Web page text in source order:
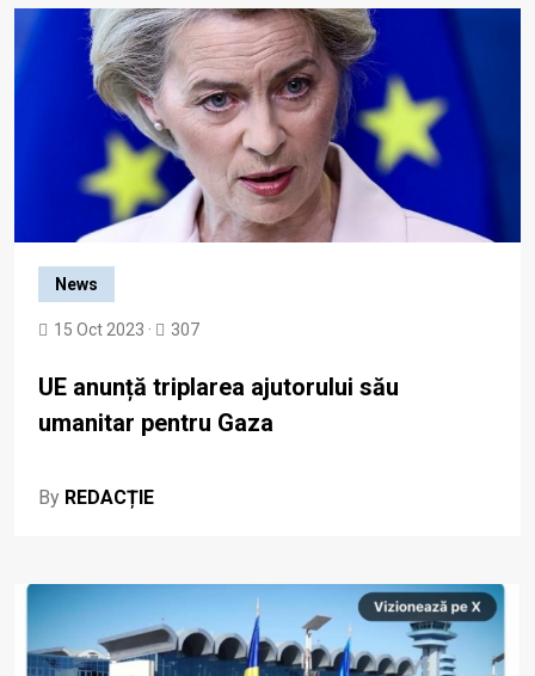
News
15 Oct 2023 · 307
UE anunță triplarea ajutorului său
umanitar pentru Gaza
By REDACȚIE